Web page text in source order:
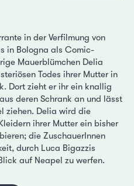
in der Verfilmung von
in Bologna als Comic-
Mauerblümchen Delia
Todes ihrer Mutter in
Dort zieht er ihr ein knallig
deren Schrank an und lässt
ziehen. Delia wird die
ihrer Mutter ein bisher
die ZuschauerInnen
durch Luca Bigazzis
auf Neapel zu werfen.